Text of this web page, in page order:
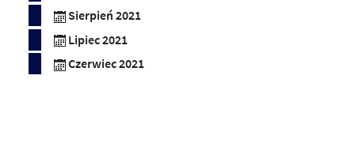
Sierpień 2021
Lipiec 2021
Czerwiec 2021